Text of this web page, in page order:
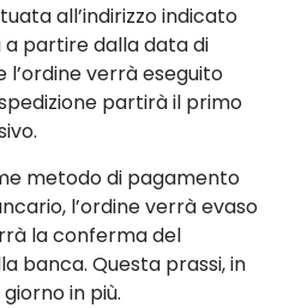
all’indirizzo indicato
partire dalla data di
l’ordine verrà eseguito
partirà il primo
metodo di pagamento
l’ordine verrà evaso
la conferma del
banca. Questa prassi, in
in più.